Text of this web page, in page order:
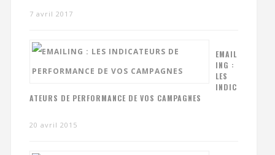
7 avril 2017
EMAIL
ING :
LES
INDIC
ATEURS DE PERFORMANCE DE VOS CAMPAGNES
20 avril 2015